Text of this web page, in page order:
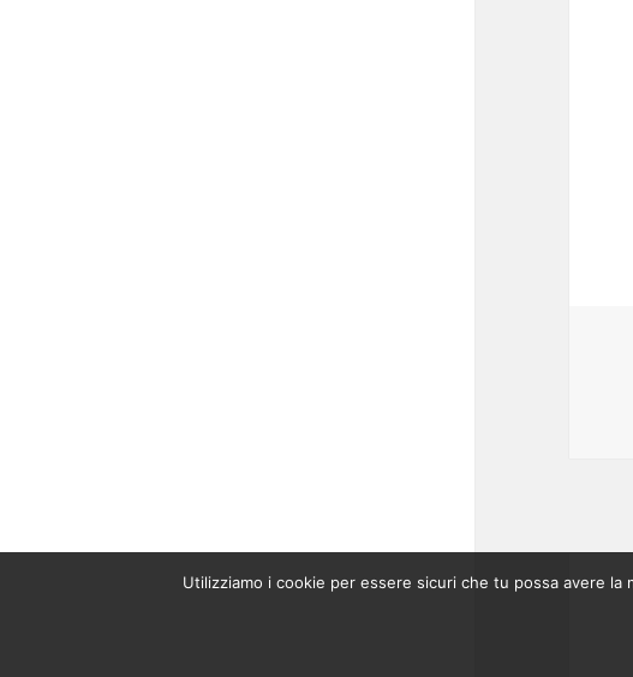
Utilizziamo i cookie per essere sicuri che tu possa avere